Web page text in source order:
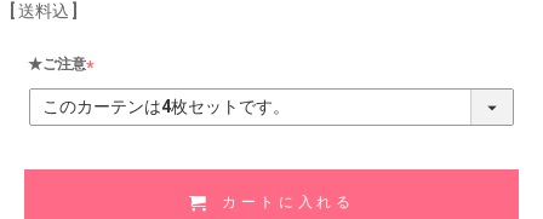
送料込
★ご注意
(
必
カートに入れる